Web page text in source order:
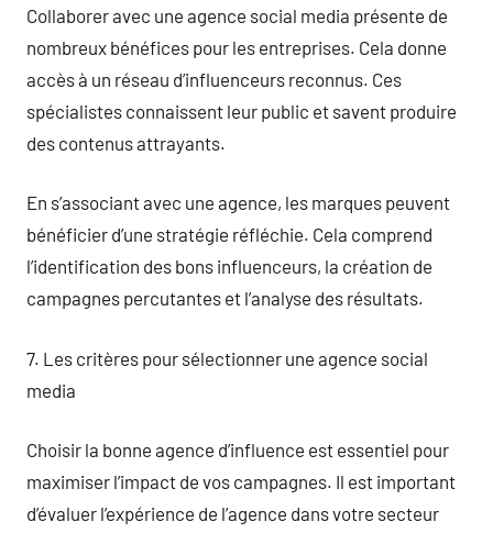
Collaborer avec une agence social media présente de
nombreux bénéfices pour les entreprises. Cela donne
accès à un réseau d’influenceurs reconnus. Ces
spécialistes connaissent leur public et savent produire
des contenus attrayants.
En s’associant avec une agence, les marques peuvent
bénéficier d’une stratégie réfléchie. Cela comprend
l’identification des bons influenceurs, la création de
campagnes percutantes et l’analyse des résultats.
7. Les critères pour sélectionner une agence social
media
Choisir la bonne agence d’influence est essentiel pour
maximiser l’impact de vos campagnes. Il est important
d’évaluer l’expérience de l’agence dans votre secteur